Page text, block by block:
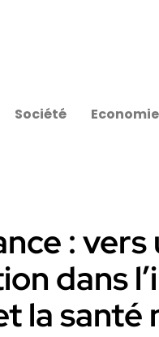
Société Economie
:
dans
la santé